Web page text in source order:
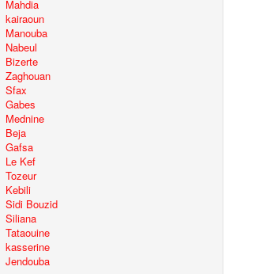
Mahdia
kairaoun
Manouba
Nabeul
Bizerte
Zaghouan
Sfax
Gabes
Mednine
Beja
Gafsa
Le Kef
Tozeur
Kebili
Sidi Bouzid
Siliana
Tataouine
kasserine
Jendouba